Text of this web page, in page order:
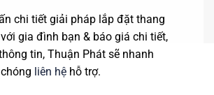
chi tiết giải pháp lắp đặt thang
gia đình bạn & báo giá chi tiết,
tin, Thuận Phát sẽ nhanh
chóng liên hệhỗ trợ.